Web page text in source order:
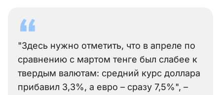
"Здесь нужно отметить, что в апреле по
сравнению с мартом тенге был слабее к
твердым валютам: средний курс доллара
прибавил 3,3%, а евро – сразу 7,5%", –